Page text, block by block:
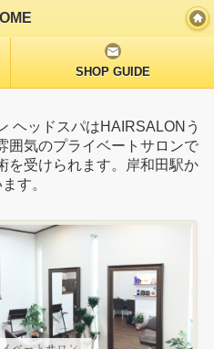
SHOP GUIDE
ヘッドスパはHAIRSALONう
囲気のプライベートサロンで
を受けられます。岸和田駅か
す。